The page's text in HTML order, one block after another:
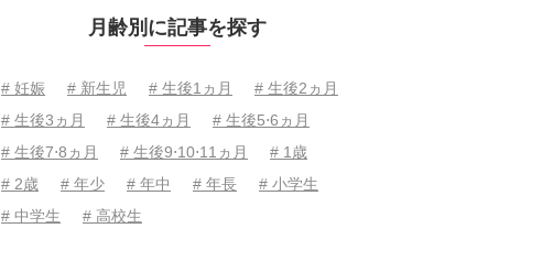
月齢別に記事を探す
# 妊娠 # 新生児 # 生後1ヵ月
# 生後2ヵ月
# 生後3ヵ月
# 生後4ヵ月
# 生後5⋅6ヵ月
# 生後7⋅8ヵ月
# 生後9⋅10⋅11ヵ月
# 1歳
# 2歳
# 年少 # 年中 # 年長
# 小学生
# 中学生
# 高校生